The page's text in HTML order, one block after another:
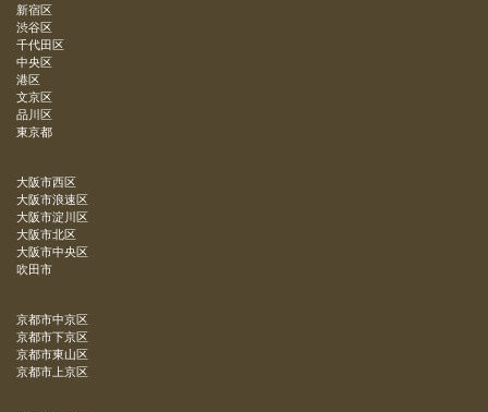
新宿区
渋谷区
千代田区
中央区
港区
文京区
品川区
東京都
大阪市西区
大阪市浪速区
大阪市淀川区
大阪市北区
大阪市中央区
吹田市
京都市中京区
京都市下京区
京都市東山区
京都市上京区